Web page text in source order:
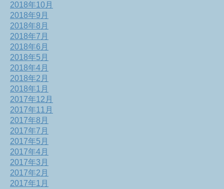
2018年10月
2018年9月
2018年8月
2018年7月
2018年6月
2018年5月
2018年4月
2018年2月
2018年1月
2017年12月
2017年11月
2017年8月
2017年7月
2017年5月
2017年4月
2017年3月
2017年2月
2017年1月